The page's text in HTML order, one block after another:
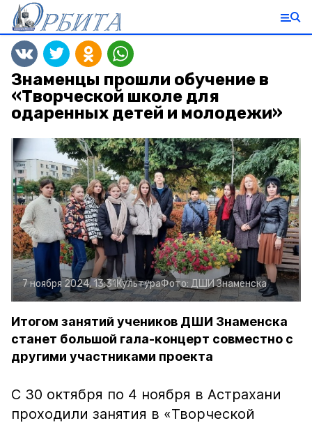
Знаменцы прошли обучение в
«Творческой школе для
одаренных детей и молодежи»
7 ноября 2024, 13:31КультураФото: ДШИ Знаменска
Итогом занятий учеников ДШИ Знаменска
станет большой гала-концерт совместно с
другими участниками проекта
С 30 октября по 4 ноября в Астрахани
проходили занятия в «Творческой